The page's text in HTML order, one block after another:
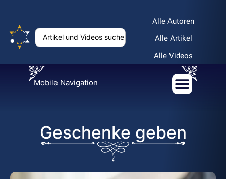
Alle Autoren
Alle Artikel
Alle Videos
Mobile Navigation
Geschenke geben